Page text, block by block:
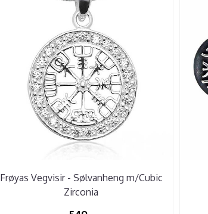
Frøyas Vegvisir - Sølvanheng m/Cubic
Zirconia